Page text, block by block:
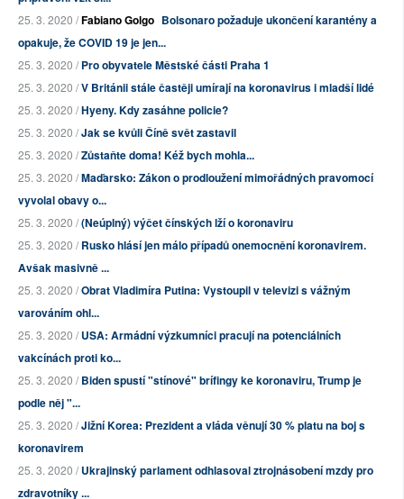
25. 3. 2020 /Fabiano Golgo Bolsonaro požaduje ukončení karantény a
opakuje, že COVID 19 je jen...
25. 3. 2020 /Pro obyvatele Městské části Praha 1
25. 3. 2020 /V Británii stále častěji umírají na koronavirus i mladší lidé
25. 3. 2020 /Hyeny. Kdy zasáhne policie?
25. 3. 2020 /Jak se kvůli Číně svět zastavil
25. 3. 2020 /Zůstaňte doma! Kéž bych mohla...
25. 3. 2020 /Maďarsko: Zákon o prodloužení mimořádných pravomocí
vyvolal obavy o...
25. 3. 2020 /(Neúplný) výčet čínských lží o koronaviru
25. 3. 2020 /Rusko hlásí jen málo případů onemocnění koronavirem.
Avšak masivně ...
25. 3. 2020 /Obrat Vladimíra Putina: Vystoupil v televizi s vážným
varováním ohl...
25. 3. 2020 /USA: Armádní výzkumníci pracují na potenciálních
vakcínách proti ko...
25. 3. 2020 /Biden spustí "stínové" brífingy ke koronaviru, Trump je
podle něj "...
25. 3. 2020 /Jižní Korea: Prezident a vláda věnují 30 % platu na boj s
koronavirem
25. 3. 2020 /Ukrajinský parlament odhlasoval ztrojnásobení mzdy pro
zdravotníky ...